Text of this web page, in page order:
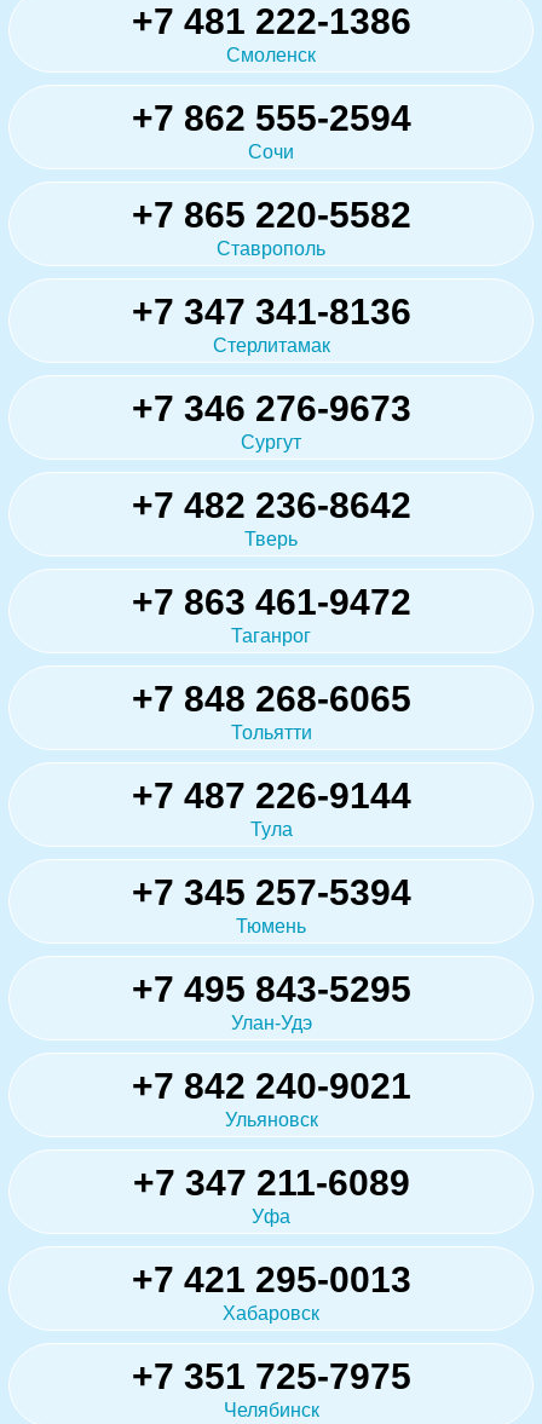
+7 481 222-1386
Смоленск
+7 862 555-2594
Сочи
+7 865 220-5582
Ставрополь
+7 347 341-8136
Стерлитамак
+7 346 276-9673
Сургут
+7 482 236-8642
Тверь
+7 863 461-9472
Таганрог
+7 848 268-6065
Тольятти
+7 487 226-9144
Тула
+7 345 257-5394
Тюмень
+7 495 843-5295
Улан-Удэ
+7 842 240-9021
Ульяновск
+7 347 211-6089
Уфа
+7 421 295-0013
Хабаровск
+7 351 725-7975
Челябинск